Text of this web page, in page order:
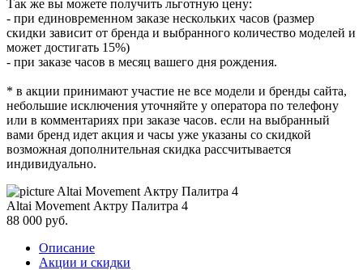
Так же вы можете получить льготную цену:
- при единовременном заказе нескольких часов (размер
скидки зависит от бренда и выбранного количество моделей и
может достигать 15%)
- при заказе часов в месяц вашего дня рождения.
* в акции принимают участие не все модели и бренды сайта,
небольшие исключения уточняйте у оператора по телефону
или в комментариях при заказе часов. если на выбранный
вами бренд идет акция и часы уже указаны со скидкой
возможная дополнительная скидка рассчитывается
индивидуально.
Altai Movement Актру Палитра 4
88 000 руб.
Описание
Акции и скидки